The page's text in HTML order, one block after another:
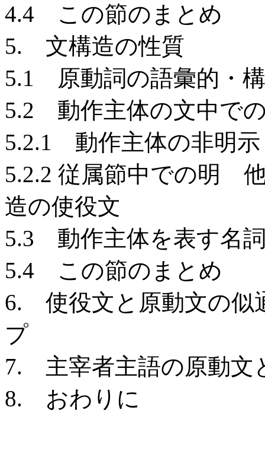
4.4 この節のまとめ
5. 文構造の性質
5.1 原動詞の語彙的・
5.2 動作主体の文中で
5.2.1 動作主体の非明示
5.2.2 従属節中での明
造の使役文
5.3 動作主体を表す名
5.4 この節のまとめ
6. 使役文と原動文の似
プ
7. 主宰者主語の原動文
8. おわりに